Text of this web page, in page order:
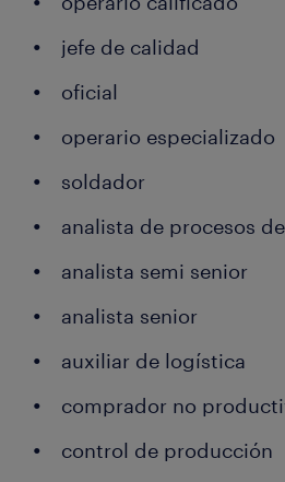
jefe de calidad
oficial
operario especializado
soldador
analista de procesos
analista semi senior
analista senior
auxiliar de logística
comprador no
control de producción